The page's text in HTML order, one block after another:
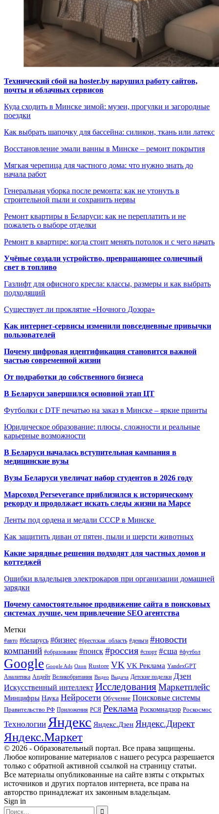
Технический сбой на hoster.by нарушил работу сайтов,
почты и облачных сервисов
Куда сходить в Минске зимой: музеи, прогулки и загородные
поездки
Как выбрать шапочку для бассейна: силикон, ткань или латекс
Восстановление эмали ванны в Минске – ремонт покрытия
Мягкая черепица для частного дома: что нужно знать до
начала работ
Генеральная уборка после ремонта: как не утонуть в
строительной пыли и сохранить нервы
Ремонт квартиры в Беларуси: как не переплатить и не
пожалеть о выборе отделки
Ремонт в квартире: когда стоит менять потолок и с чего начать
Учёные создали устройство, превращающее солнечный
свет в топливо
Газлифт для офисного кресла: классы, размеры и как выбрать
подходящий
Существует ли проклятие «Ночного Дозора»
Как интернет-сервисы изменили повседневные привычки
пользователей
Почему цифровая идентификация становится важной
частью современной жизни
От подработки до собственного бизнеса
В Беларуси завершился основной этап ЦТ
Футболки с DTF печатью на заказ в Минске – яркие принты
Юридическое образование: плюсы, сложности и реальные
карьерные возможности
В Беларуси началась вступительная кампания в
медицинские вузы
Вузы Беларуси увеличат набор студентов в 2026 году
Марсоход Perseverance приблизился к историческому
рекорду и продолжает искать следы жизни на Марсе
Ленты под ордена и медали СССР в Минске
Как защитить диван от пятен, пыли и шерсти животных
Какие зарядные решения подходят для частных домов и
коттеджей
Ошибки владельцев электрокаров при организации домашней
зарядки
Почему самостоятельное продвижение сайта в поисковых
системах лучше, чем привлечение SEO агентства
Метки
#авто #беларусь #бизнес #брестская_область #деньги #новости
компаний #образование #поиск #россия #спорт #сша #футбол
Google Google Ads Ozon Rustore VK VK Реклама YandexGPT
Аналитика Апдейт Великобритания Видео Выдача Детские поделки Дзен
Искусственный интеллект ИсследованияМаркетплейс
Минцифры Наука Нейросети Обучение Поисковые системы
Правительство РФ Приложения РСЯ Реклама Роскомнадзор Роскосмос
Технологии Яндекс Яндекс.Дзен Яндекс.Директ
Яндекс.Маркет
© 2026 - Образовательный портал. Все права защищены.
Любое копирование материалов с нашего ресурса разрешается
только с обратной активной ссылкой на страницу статьи.
Все материалы опубликованные на сайте взяты с открытых
источников и других порталов интернета, все права на
авторство принадлежат их законным владельцам.
Sign in